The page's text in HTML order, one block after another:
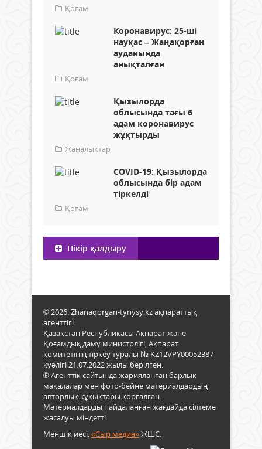
Қоғам
Коронавирус: 25-ші
науқас – Жаңақорған
ауданында
анықталған
Қоғам
Қызылорда
облысында тағы 6
адам коронавирус
жұқтырды
Жаңалықтар
COVID-19: Қызылорда
облысында бір адам
тіркелді
Қоғам
Пікір қалдыру
© 2026. Zhanaqorgan-tynysy.kz ақпараттық
агенттігі.
Қазақстан Республикасы Ақпарат және
Қоғамдық даму министрлігі, Ақпарат
комитетінің тіркеу туралы № KZ12VPY00052387
куәлігі 21.07.2022 жылы берілген.
® Агенттік сайтында жарияланған барлық
мақалалар мен фото-бейне материалдардың
авторлық құқықтары қорғалған.
Материалдарды пайдаланған жағдайда сілтеме
жасалуы міндетті.
Меншік иесі:«Сыр медиа»ЖШС.